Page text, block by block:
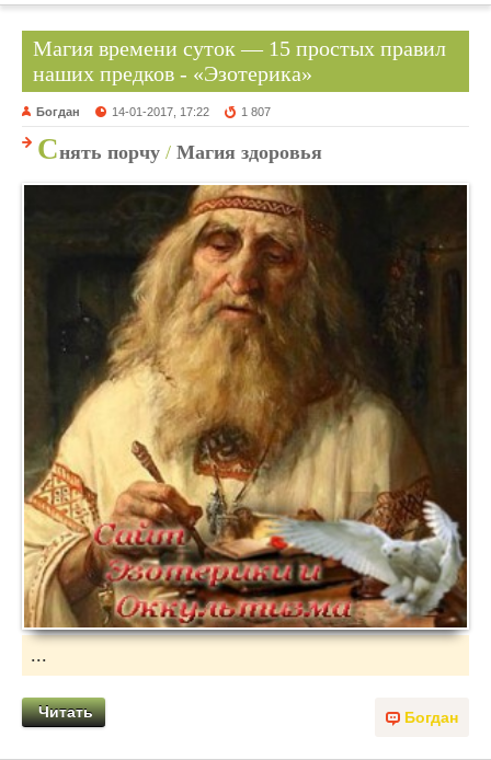
Магия времени суток — 15 простых правил
наших предков - «Эзотерика»
Богдан 14-01-2017, 17:22 1 807
Снять порчу / Магия здоровья
...
Богдан
Читать